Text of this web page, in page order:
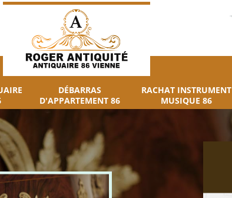
DÉBARRAS
D'APPARTEMENT 86
RACHAT INSTRUMENT
MUSIQUE 86